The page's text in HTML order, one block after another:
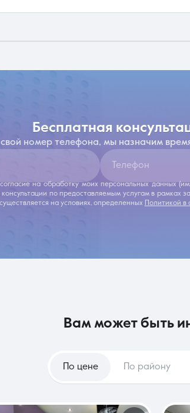
бесплатная
свой номер телефона, мы назначим
Телефон
на обработку моих персональных данных
по предоставляемым услугам в
на условиях, определенных Политикой в
вам может быть
По цене По району